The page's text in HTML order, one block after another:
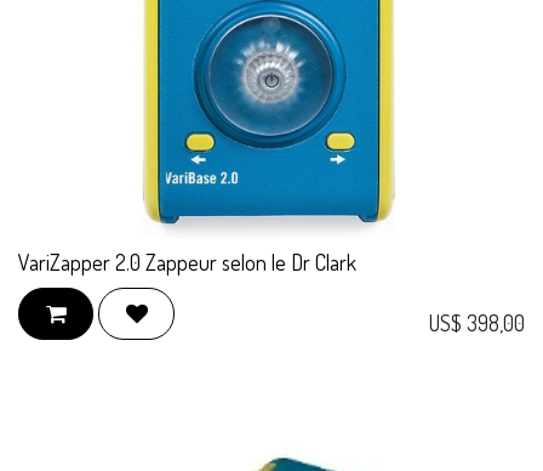
VariZapper 2.0 Zappeur selon le Dr Clark
US$ 398,00